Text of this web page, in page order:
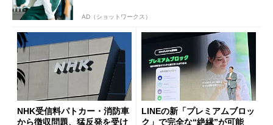
AD（ショットワークス）
NHK受信料パトカー・消防車
から徴収問題、猛反発を受け
LINEの新「プレミアムブロッ
ク」で完全な“絶縁”が可能